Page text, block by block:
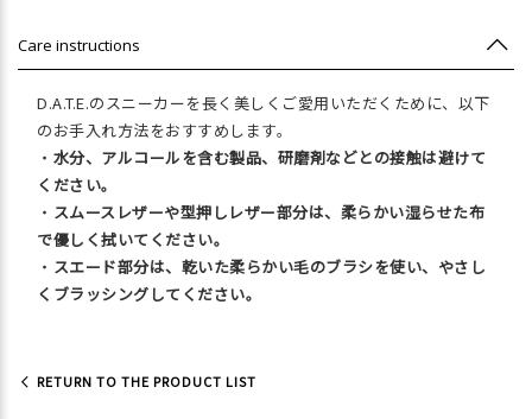
Care instructions
D.A.T.E.のスニーカーを長く美しくご愛用いただくために、以下
のお手入れ方法をおすすめします。
・ 水分、アルコールを含む製品、研磨剤などとの接触は避けて
ください。
・ スムースレザーや型押しレザー部分は、柔らかい湿らせた布
で優しく拭いてください。
・ スエード部分は、乾いた柔らかい毛のブラシを使い、やさし
くブラッシングしてください。
RETURN TO THE PRODUCT LIST